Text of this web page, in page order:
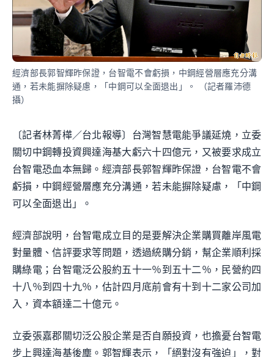
經濟部長郭智輝昨保證，台智電不會虧損，中鋼經營層應充分溝
通，若未能摒除疑慮，「中鋼可以全面退出」。 （記者羅沛德
攝）
〔記者林菁樺／台北報導〕台灣智慧電能爭議延燒，立委
關切中鋼轉投資興達海基大虧六十四億元，又被要求成立
台智電恐血本無歸。經濟部長郭智輝昨保證，台智電不會
虧損，中鋼經營層應充分溝通，若未能摒除疑慮，「中鋼
可以全面退出」。
經濟部說明，台智電成立目的是要解決企業購買離岸風電
對量體、信評要求等問題，透過統購分銷，幫企業順利採
購綠電；台智電泛公股約五十一％到五十二％，民營約四
十八％到四十九％，估計四月底前會有十到十二家公司加
入，資本額達二十億元。
立委張嘉郡關切泛公股企業是否自願投資，也擔憂台智電
步上興達海基後塵。郭智輝表示，「絕對沒有強迫」，對